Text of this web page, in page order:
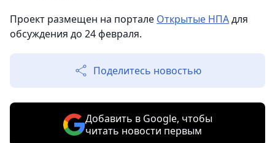
Проект размещен на портале Открытые НПАдля
обсуждения до 24 февраля.
Поделитесь новостью
Добавить в Google, чтобы
читать новости первым